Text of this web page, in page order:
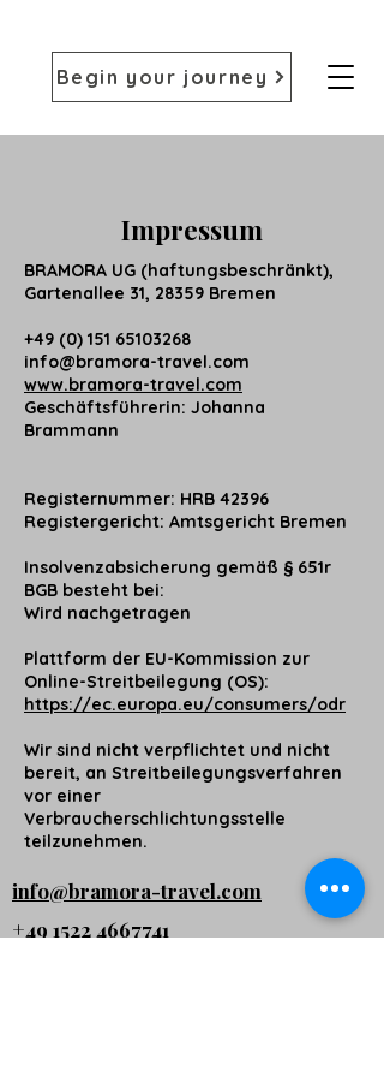
Begin your journey
Impressum
BRAMORA UG (haftungsbeschränkt),
Gartenallee 31, 28359 Bremen
+49 (0) 151 65103268
info@bramora-travel.com
www.bramora-travel.com
Geschäftsführerin: Johanna
Brammann
Registernummer: HRB 42396
Registergericht: Amtsgericht Bremen
Insolvenzabsicherung gemäß § 651r
BGB besteht bei:
Wird nachgetragen
Plattform der EU-Kommission zur
Online-Streitbeilegung (OS):
https://ec.europa.eu/consumers/odr
Wir sind nicht verpflichtet und nicht
bereit, an Streitbeilegungsverfahren
vor einer
Verbraucherschlichtungsstelle
teilzunehmen.
info@bramora-travel.com
+49 1522 4667741